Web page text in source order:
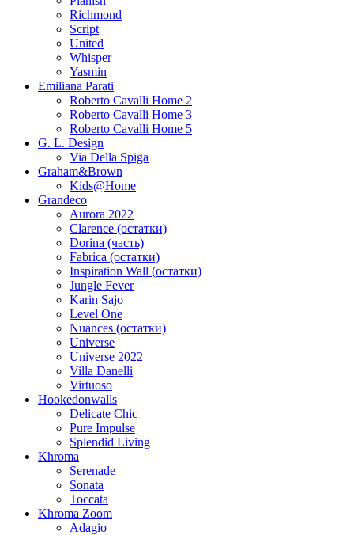
Richmond
Script
United
Whisper
Yasmin
Emiliana Parati
Roberto Cavalli Home 2
Roberto Cavalli Home 3
Roberto Cavalli Home 5
G. L. Design
Via Della Spiga
Graham&Brown
Kids@Home
Grandeco
Aurora 2022
Clarence (остатки)
Dorina (часть)
Fabrica (остатки)
Inspiration Wall (остатки)
Jungle Fever
Karin Sajo
Level One
Nuances (остатки)
Universe
Universe 2022
Villa Danelli
Virtuoso
Hookedonwalls
Delicate Chic
Pure Impulse
Splendid Living
Khroma
Serenade
Sonata
Toccata
Khroma Zoom
Adagio